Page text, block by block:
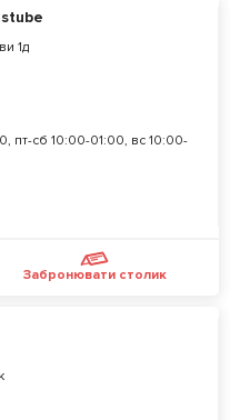
1д
пт-сб 10:00-01:00, вс 10:00-
Забронювати столик